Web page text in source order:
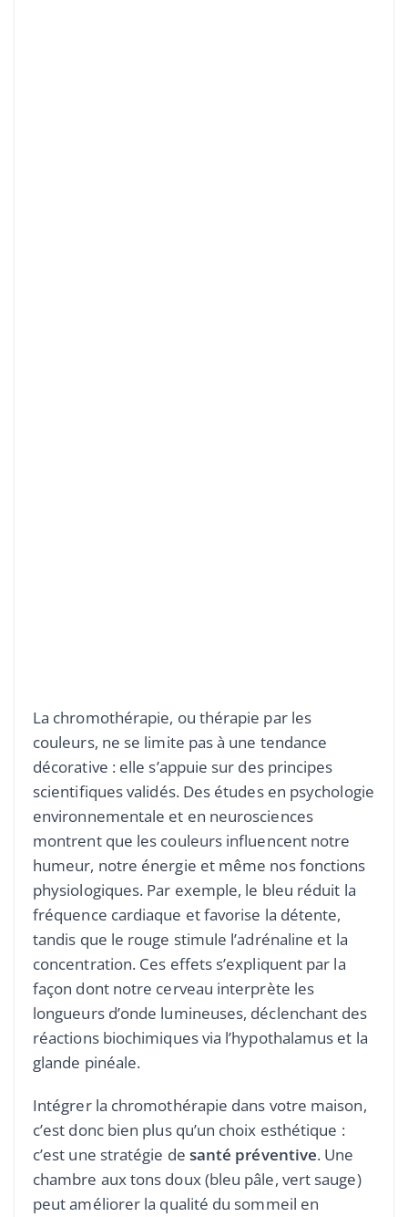
La chromothérapie, ou thérapie par les
couleurs, ne se limite pas à une tendance
décorative : elle s’appuie sur des principes
scientifiques validés. Des études en psychologie
environnementale et en neurosciences
montrent que les couleurs influencent notre
humeur, notre énergie et même nos fonctions
physiologiques. Par exemple, le bleu réduit la
fréquence cardiaque et favorise la détente,
tandis que le rouge stimule l’adrénaline et la
concentration. Ces effets s’expliquent par la
façon dont notre cerveau interprète les
longueurs d’onde lumineuses, déclenchant des
réactions biochimiques via l’hypothalamus et la
glande pinéale.
Intégrer la chromothérapie dans votre maison,
c’est donc bien plus qu’un choix esthétique :
c’est une stratégie de santé préventive. Une
chambre aux tons doux (bleu pâle, vert sauge)
peut améliorer la qualité du sommeil en